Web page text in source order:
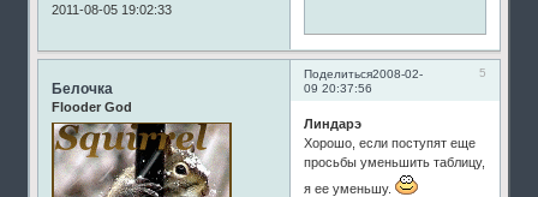
2011-08-05 19:02:33
Поделиться 5
2008-02-
09 20:37:56
Белочка
Flooder God
Линдарэ
Хорошо, если поступят еще
просьбы уменьшить таблицу,
я ее уменьшу.